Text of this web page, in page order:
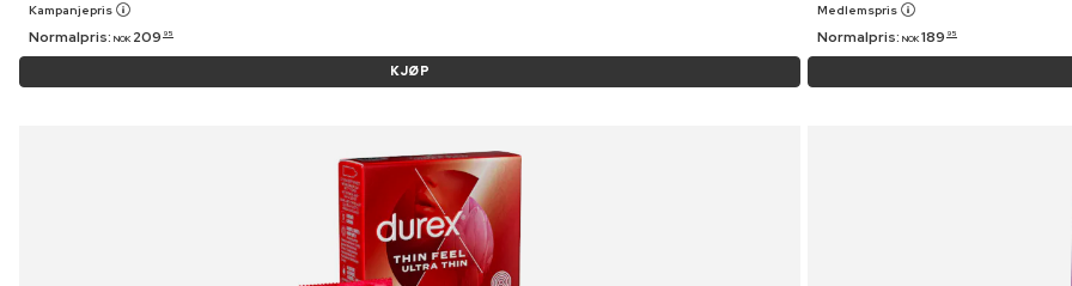
Kampanjepris
Normalpris: NOK 209 95
KJØP
Medlemspris
Normalpris: NOK 189 95